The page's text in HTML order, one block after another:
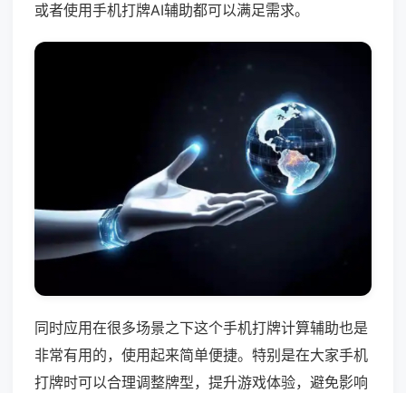
或者使用手机打牌AI辅助都可以满足需求。
同时应用在很多场景之下这个手机打牌计算辅助也是
非常有用的，使用起来简单便捷。特别是在大家手机
打牌时可以合理调整牌型，提升游戏体验，避免影响